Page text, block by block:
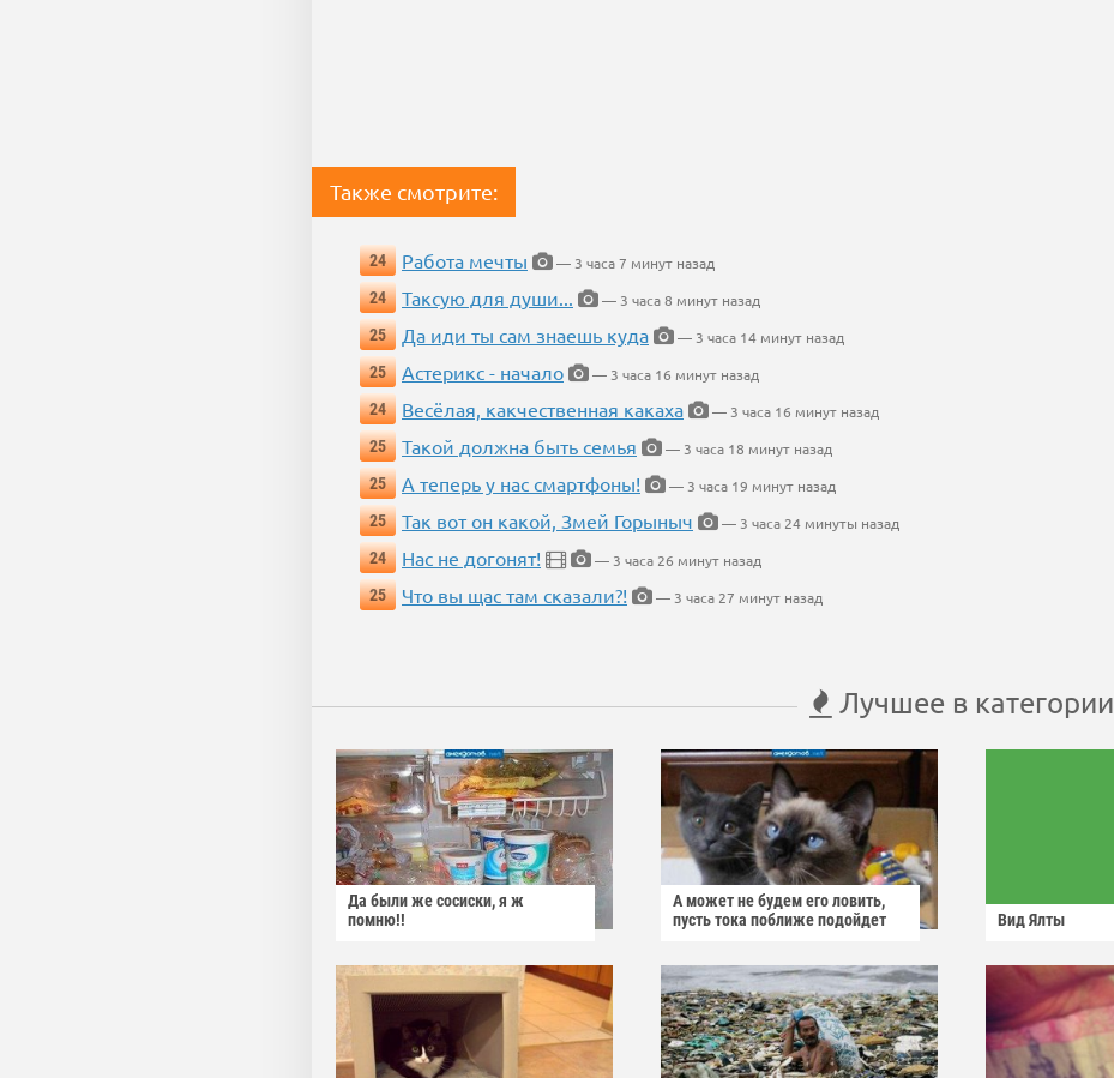
Также смотрите:
24 Работа мечты
— 3 часа 7 минут назад
24
Таксую для души...
— 3 часа 8 минут назад
25
Да иди ты сам знаешь куда
— 3 часа 14 минут назад
25
Астерикс - начало
— 3 часа 16 минут назад
24
Весёлая, какчественная какаха
— 3 часа 16 минут назад
25
Такой должна быть семья
— 3 часа 18 минут назад
25
А теперь у нас смартфоны!
— 3 часа 19 минут назад
25
Так вот он какой, Змей Горыныч
— 3 часа 24 минуты назад
24
Нас не догонят!
— 3 часа 26 минут назад
25
Что вы щас там сказали?! — 3 часа 27 минут назад
Лучшее в категории
Да были же сосиски, я ж
помню!!
А может не будем его ловить,
пусть тока поближе подойдет
Вид Ялты